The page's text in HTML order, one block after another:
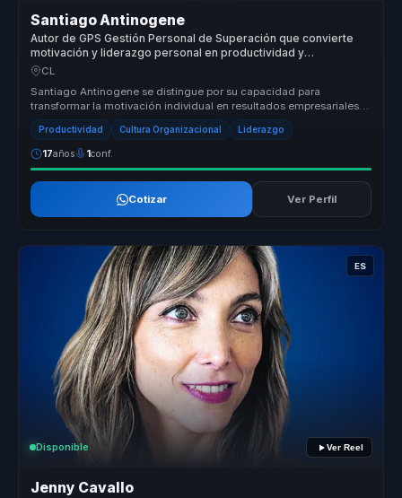
Santiago Antinogene
Autor de GPS Gestión Personal de Superación que convierte
motivación y liderazgo personal en productividad y
compromiso para equipos.
CL
Santiago Antinogene se distingue por su capacidad para
transformar la motivación individual en resultados empresariales
concretos. Su enf...
Productividad Cultura Organizacional Liderazgo
17años 1conf.
Cotizar Ver Perfil
ES
Disponible Ver Reel
Jenny Cavallo